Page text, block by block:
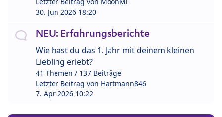
30. Jun 2026 18:20
NEU: Erfahrungsberichte
Wie hast du das 1. Jahr mit deinem kleinen
Liebling erlebt?
41 Themen / 137 Beiträge
Letzter Beitrag von Hartmann846
7. Apr 2026 10:22